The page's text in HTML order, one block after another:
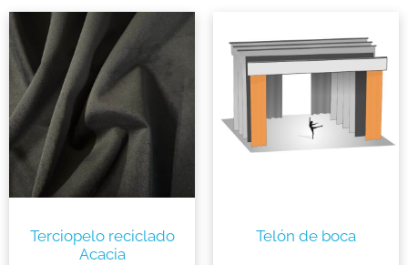
Terciopelo reciclado
Acacia
Telón de boca